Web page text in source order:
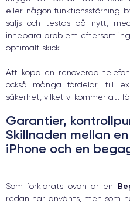
eller någon funktionsstörning
säljs och testas på nytt,
innebära problem eftersom
optimalt skick.
Att köpa en renoverad
också många fördelar, till
säkerhet, vilket vi kommer att
Garantier,
Skillnaden mellan
iPhone och en
Som förklarats ovan är en
redan har använts, men som